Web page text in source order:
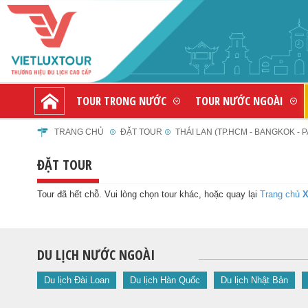
TOUR TRONG NƯỚC TOUR NƯỚC NGOÀI
TRANG CHỦ ĐẶT TOUR THÁI LAN (TP.HCM - BANGKOK -
ĐẶT TOUR
Tour đã hết chỗ. Vui lòng chọn tour khác, hoặc quay lại Trang chủ
DU LỊCH NƯỚC NGOÀI
Du lịch Đài Loan Du lịch Hàn Quốc Du lịch Nhật Bản